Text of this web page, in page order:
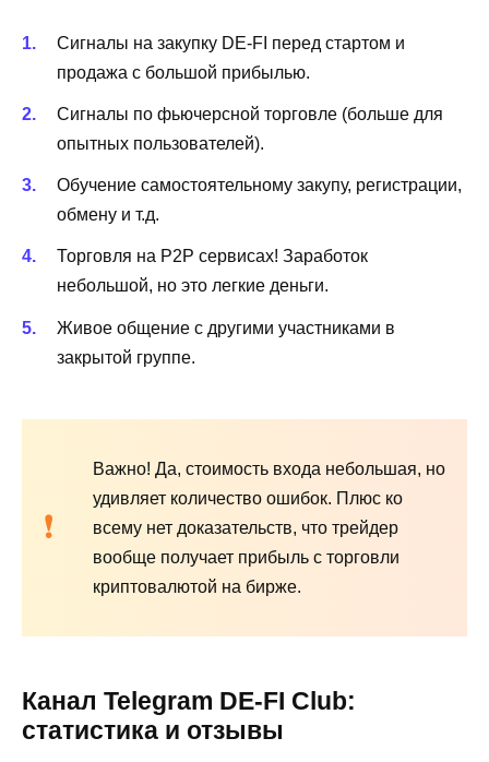
Сигналы на закупку DE-FI перед стартом и
продажа с большой прибылью.
Сигналы по фьючерсной торговле (больше для
опытных пользователей).
Обучение самостоятельному закупу, регистрации,
обмену и т.д.
Торговля на P2P сервисах! Заработок
небольшой, но это легкие деньги.
Живое общение с другими участниками в
закрытой группе.
Важно! Да, стоимость входа небольшая, но
удивляет количество ошибок. Плюс ко
всему нет доказательств, что трейдер
вообще получает прибыль с торговли
криптовалютой на бирже.
Канал Telegram DE-FI Club:
статистика и отзывы